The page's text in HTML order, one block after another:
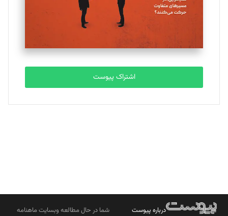
تحریریه
مصطفی مسجدی آرانی
تحریریه
بابک نقاش
تحریریه
اشتراک پیوست
درباره پیوست
شما در حال مطالعه وبسایت ماهنامه